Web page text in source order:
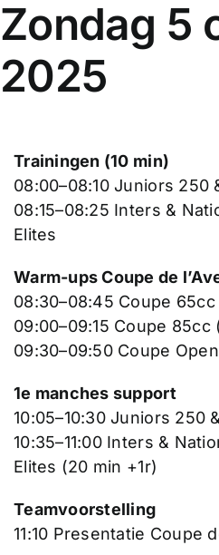
Zondag 5
2025
Trainingen (10 min)
08:00–08:10 Juniors 250
08:15–08:25 Inters &
Elites
Warm-ups Coupe de
08:30–08:45 Coupe 65cc
09:00–09:15 Coupe 85cc
09:30–09:50 Coupe
1e manches support
10:05–10:30 Juniors 250
10:35–11:00 Inters &
Elites (20 min +1r)
Teamvoorstelling
11:10 Presentatie Coupe